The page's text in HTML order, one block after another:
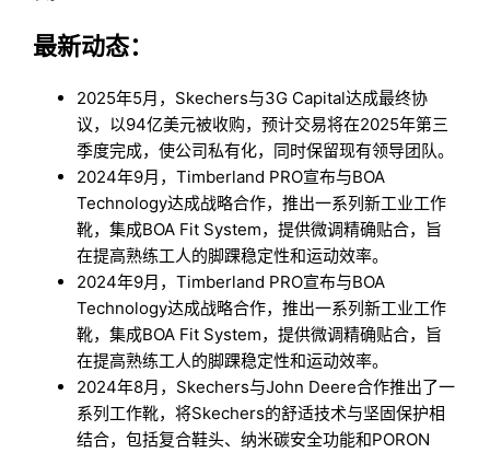
最新动态：
2025年5月，Skechers与3G Capital达成最终协
议，以94亿美元被收购，预计交易将在2025年第三
季度完成，使公司私有化，同时保留现有领导团队。
2024年9月，Timberland PRO宣布与BOA
Technology达成战略合作，推出一系列新工业工作
靴，集成BOA Fit System，提供微调精确贴合，旨
在提高熟练工人的脚踝稳定性和运动效率。
2024年9月，Timberland PRO宣布与BOA
Technology达成战略合作，推出一系列新工业工作
靴，集成BOA Fit System，提供微调精确贴合，旨
在提高熟练工人的脚踝稳定性和运动效率。
2024年8月，Skechers与John Deere合作推出了一
系列工作靴，将Skechers的舒适技术与坚固保护相
结合，包括复合鞋头、纳米碳安全功能和PORON